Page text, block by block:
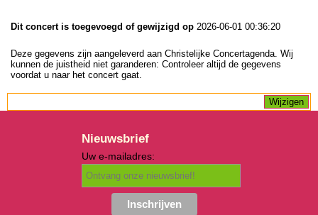
Dit concert is toegevoegd of gewijzigd op 2026-06-01 00:36:20
Deze gegevens zijn aangeleverd aan Christelijke Concertagenda. Wij
kunnen de juistheid niet garanderen: Controleer altijd de gegevens
voordat u naar het concert gaat.
Nieuwsbrief
Uw e-mailadres: